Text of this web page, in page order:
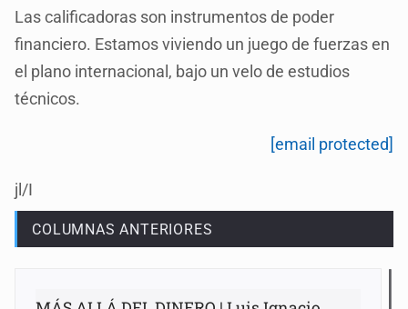
Las calificadoras son instrumentos de poder
financiero. Estamos viviendo un juego de fuerzas en
el plano internacional, bajo un velo de estudios
técnicos.
[email protected]
jl/I
COLUMNAS ANTERIORES